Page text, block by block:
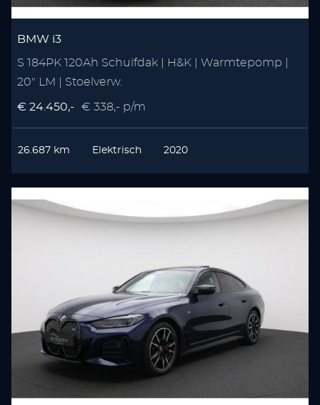
BMW i3
S 184PK 120Ah Schuifdak | H&K | Warmtepomp |
20" LM | Stoelverw.
€ 24.450,- € 338,- p/m
26.687 km Elektrisch 2020